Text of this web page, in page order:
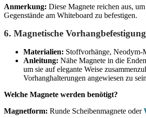
Anmerkung: Diese Magnete reichen aus,
Gegenstände am Whiteboard zu befestigen.
6. Magnetische Vorhangbefestigung
Materialien: Stoffvorhänge, Neodym-
Anleitung: Nähe Magnete in die
um sie auf elegante Weise
Vorhanghalterungen angewiesen zu
Welche Magnete werden benötigt?
Magnetform: Runde Scheibenmagnete oder